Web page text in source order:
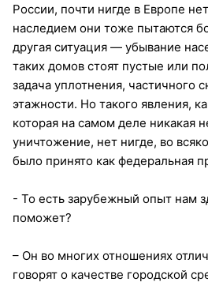
России, почти нигде в Европе
наследием они тоже пытаются
другая ситуация — убывание
таких домов стоят пустые или
задача уплотнения, частичного
этажности. Но такого явления,
которая на самом деле никакая
уничтожение, нет нигде, во
было принято как федеральная
- То есть зарубежный опыт нам
поможет?
– Он во многих отношениях
говорят о качестве городской